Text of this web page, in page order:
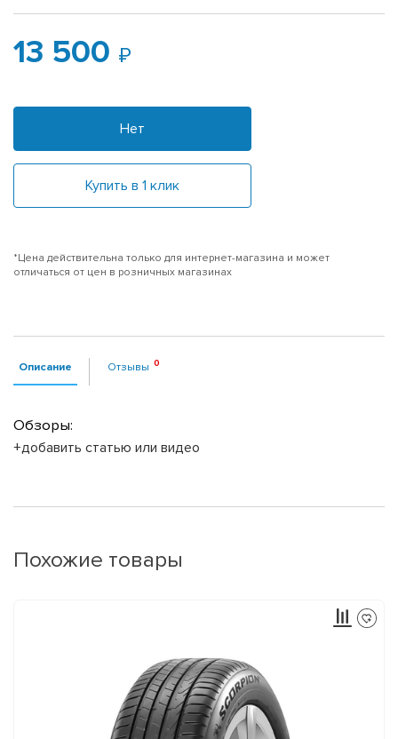
13 500
Нет
Купить в 1 клик
*Цена действительна только для интернет-магазина и может
отличаться от цен в розничных магазинах
Описание Отзывы
Обзоры:
+добавить статью или видео
Похожие товары